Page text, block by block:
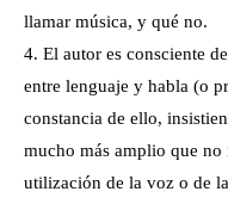
llamar música, y qué no.
4. El autor es consciente
entre lenguaje y habla (o
constancia de ello,
mucho más amplio que no
utilización de la voz o de